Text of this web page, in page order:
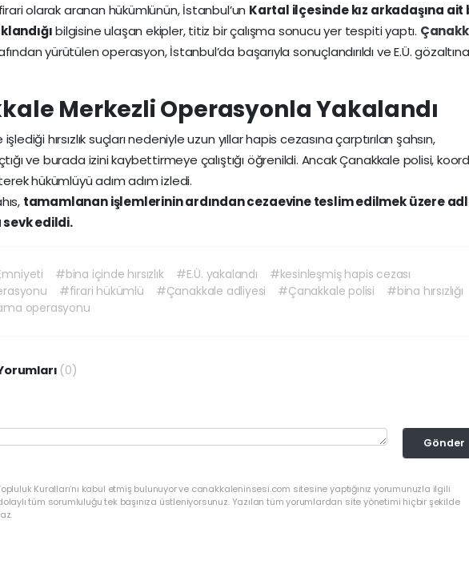
olarak aranan hükümlünün, İstanbul’un Kartal ilçesinde kız arkadaşına ait
bilgisine ulaşan ekipler, titiz bir çalışma sonucu yer tespiti yaptı.
yürütülen operasyon, İstanbul’da başarıyla sonuçlandırıldı ve E.Ü. gözaltına
Merkezli Operasyonla Yakalandı
hırsızlık suçları nedeniyle uzun yıllar hapis cezasına çarptırılan şahsın,
ve burada izini kaybettirmeye çalıştığı öğrenildi. Ancak Çanakkale polisi,
hükümlüyü adım adım izledi.
tamamlanan işlemlerinin ardından cezaevine teslim edilmek üzere
edildi.
#bina içinde hırsızlık #E.Ü. yakalandı
#kesinleşmiş hapis cezası
#firari hükümlü #Çanakkale adliyesi #Çanakkale polisi
#bina hırsızlığı
operasyonu
(0)
Gönder
Kuralları’nı kabul etmiş bulunuyor ve canakkaleninsesi.com sitesine yaptığınız yorumunuzla ilgili
tüm sorumluluğu tek başınıza üstleniyorsunuz. Yazılan tüm yorumlardan site yönetimi hiçbir şekilde